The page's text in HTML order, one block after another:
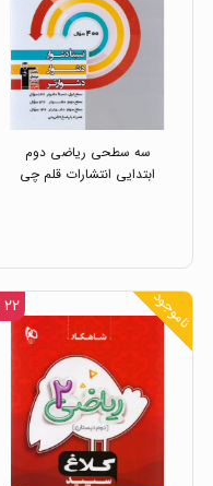
سه سطحی ریاضی دوم
ابتدایی انتشارات قلم چی
ناموجود ۲۲ %